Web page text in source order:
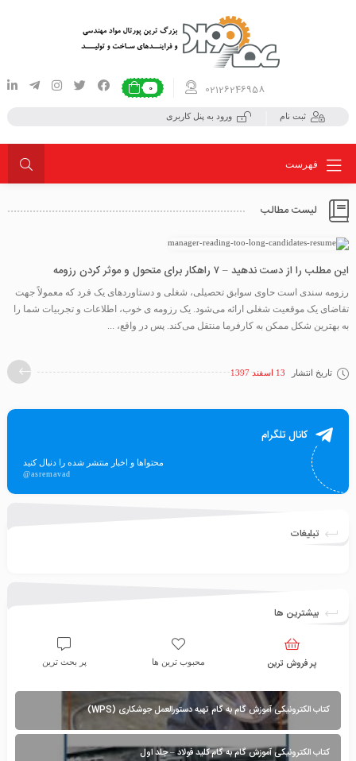
0 02126246958
ثبت نام ورود به پنل کاربری
فهرست
لیست مطالب
این مطلب را از دست ندهید – ۷ راهکار برای متحول و موثر کردن رزومه
رزومه سندی است حاوی سوابق تحصیلی، شغلی و دستاوردهای یک فرد که معمولاً جهت
تقاضای یک موقعیت شغلی ارائه می‌شود. یک رزومه ی خوب، اطلاعات و تجربیات شما را
به بهترین شکل ممکن به کارفرما منتقل می‌کند. پس در واقع، ...
تاریخ انتشار 13 اسفند 1397
کانال تلگرام
محتواها و اخبار منتشر شده را دنبال کنید
@asremavad
تبلیغات
بیشترین ها
پر فروش ترین محبوب ترین ها پر بحث ترین
کتاب الکترونیکی آموزش گام به گام تهیه دستورالعمل جوشکاری (WPS)
کتاب الکترونیکی آموزش گام به گام کلید فولاد – جلد اول